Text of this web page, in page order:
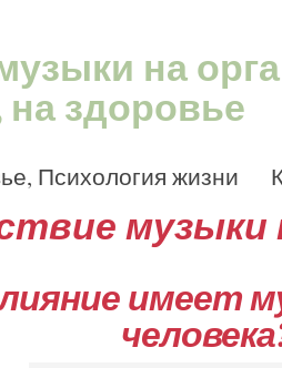
на
на здоровье
, Психология жизни
музыки
имеет